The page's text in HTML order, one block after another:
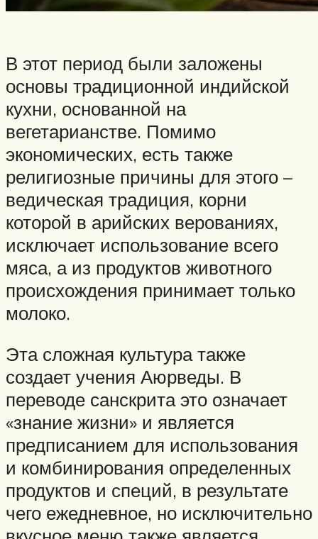
В этот период были заложены
основы традиционной индийской
кухни, основанной на
вегетарианстве. Помимо
экономических, есть также
религиозные причины для этого –
ведическая традиция, корни
которой в арийских верованиях,
исключает использование всего
мяса, а из продуктов животного
происхождения принимает только
молоко.
Эта сложная культура также
создает учения Аюрведы. В
переводе санскрита это означает
«знание жизни» и является
предписанием для использования
и комбинирования определенных
продуктов и специй, в результате
чего ежедневное, но исключительно